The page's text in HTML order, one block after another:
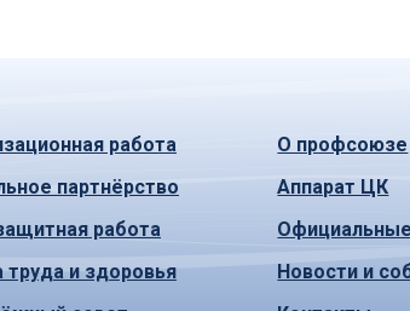
работа
партнёрство
работа
труда и здоровья
О профсоюзе
Аппарат ЦК
Новости и